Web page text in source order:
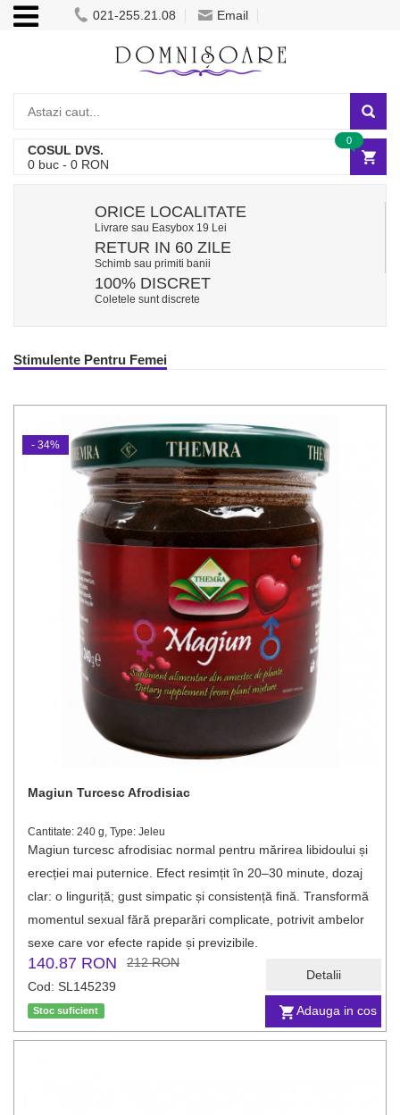
021-255.21.08 Email
COSUL DVS.
0 buc - 0 RON
0
ORICE LOCALITATE
Livrare sau Easybox 19 Lei
RETUR IN 60 ZILE
Schimb sau primiti banii
100% DISCRET
Coletele sunt discrete
Stimulente Pentru Femei
Adauga in cos
Detalii
Magiun Turcesc Afrodisiac
Cantitate: 240 g, Type: Jeleu
Magiun turcesc afrodisiac normal pentru mărirea libidoului și
erecției mai puternice. Efect resimțit în 20–30 minute, dozaj
clar: o linguriță; gust simpatic și consistență fină. Transformă
momentul sexual fără preparări complicate, potrivit ambelor
sexe care vor efecte rapide și previzibile.
140.87 RON
212 RON
Cod: SL145239
Stoc suficient
- 34%